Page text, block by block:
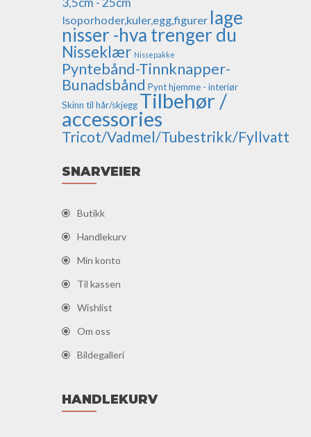
Isoporhoder,kuler,egg,figurer lage
nisser -hva trenger du
Nisseklær Nissepakke
Pyntebånd-Tinnknapper-
Bunadsbånd Pynt hjemme - interiør
Skinn til hår/skjegg Tilbehør /
accessories
Tricot/Vadmel/Tubestrikk/Fyllvatt
SNARVEIER
Butikk
Handlekurv
Min konto
Til kassen
Wishlist
Om oss
Bildegalleri
HANDLEKURV